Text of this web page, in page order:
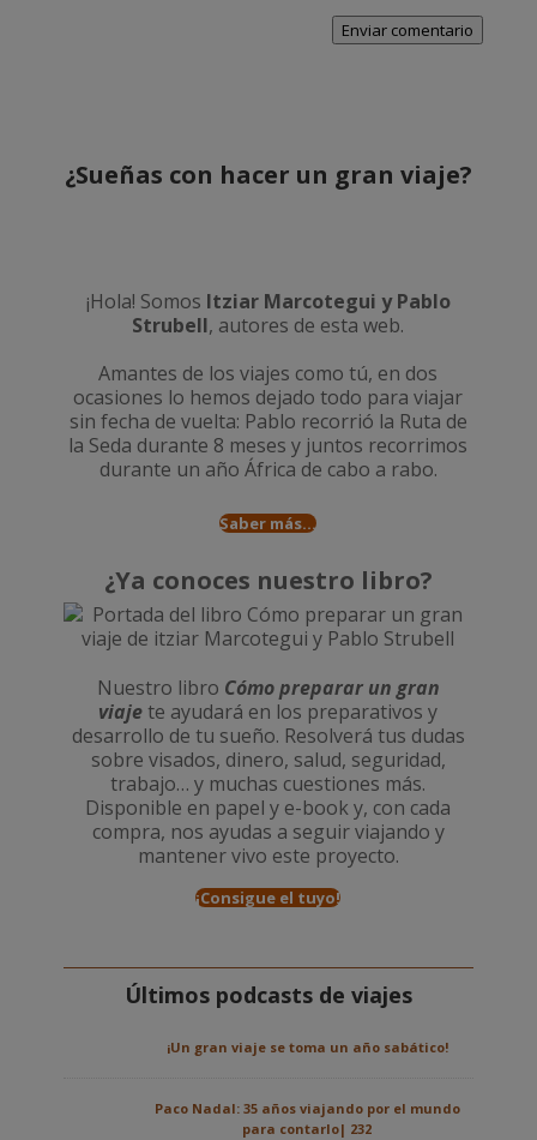
Enviar comentario
¿Sueñas con hacer un gran viaje?
¡Hola! Somos Itziar Marcotegui y Pablo
Strubell, autores de esta web.
Amantes de los viajes como tú, en dos
ocasiones lo hemos dejado todo para viajar
sin fecha de vuelta: Pablo recorrió la Ruta de
la Seda durante 8 meses y juntos recorrimos
durante un año África de cabo a rabo.
Saber más...
¿Ya conoces nuestro libro?
Nuestro libro Cómo preparar un gran
viajete ayudará en los preparativos y
desarrollo de tu sueño. Resolverá tus dudas
sobre visados, dinero, salud, seguridad,
trabajo… y muchas cuestiones más.
Disponible en papel y e-book y, con cada
compra, nos ayudas a seguir viajando y
mantener vivo este proyecto.
¡Consigue el tuyo!
Últimos podcasts de viajes
¡Un gran viaje se toma un año sabático!
Paco Nadal: 35 años viajando por el mundo
para contarlo| 232